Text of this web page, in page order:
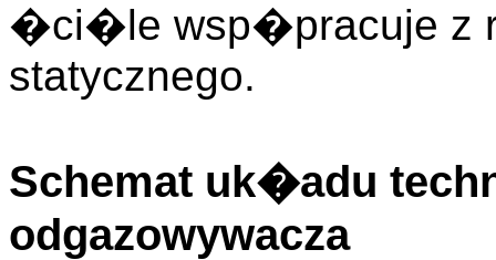
�ci�le wsp�pracuje z
statycznego.
Schemat uk�adu
odgazowywacza